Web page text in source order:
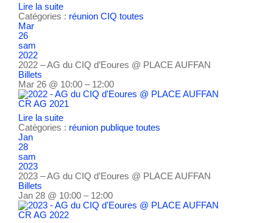
Lire la suite
Catégories : réunion CIQ toutes
Mar
26
sam
2022
2022 – AG du CIQ d’Eoures @ PLACE AUFFAN
Billets
Mar 26 @ 10:00 – 12:00
CR AG 2021
Lire la suite
Catégories : réunion publique toutes
Jan
28
sam
2023
2023 – AG du CIQ d’Eoures @ PLACE AUFFAN
Billets
Jan 28 @ 10:00 – 12:00
CR AG 2022